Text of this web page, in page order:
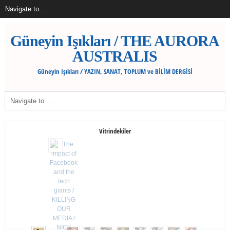
Güneyin Işıkları / THE AURORA
AUSTRALIS
Güneyin Işıkları / YAZIN, SANAT, TOPLUM ve BİLİM DERGİSİ
Vitrindekiler